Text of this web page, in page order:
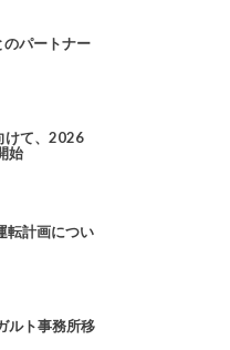
パートナー
けて、2026
始
転計画につい
ルト事務所移